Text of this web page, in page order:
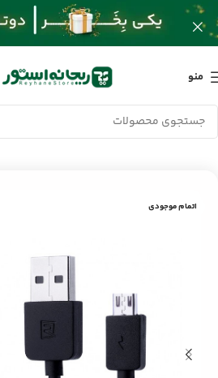
منو
خانه/محصولات/لوازم جانبی موبایل/
اتمام موجودی